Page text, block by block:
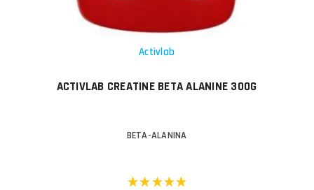
Activlab
ACTIVLAB CREATINE BETA ALANINE 300G
BETA-ALANINA